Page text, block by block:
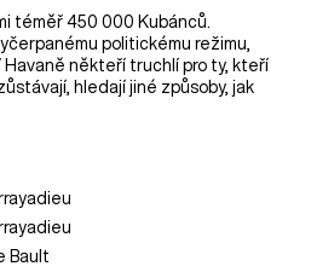
téměř 450 000 Kubánců.
politickému režimu,
Havaně někteří truchlí pro ty, kteří
hledají jiné způsoby, jak
Bault